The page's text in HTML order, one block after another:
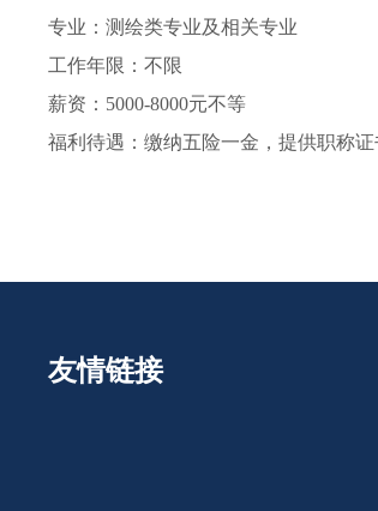
专业：测绘类专业及相关专业
工作年限：不限
薪资：5000-8000元不等
福利待遇：缴纳五险一金，提供职称
友情链接